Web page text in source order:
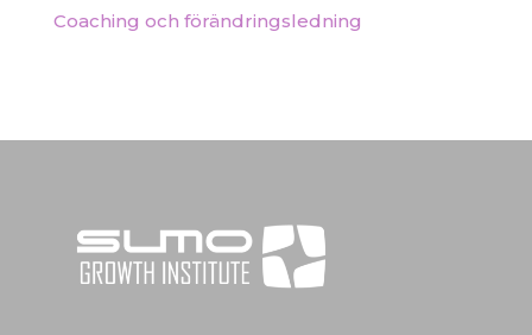
Coaching och förändringsledning